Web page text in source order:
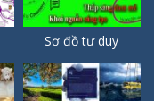
Sơ đồ tư duy